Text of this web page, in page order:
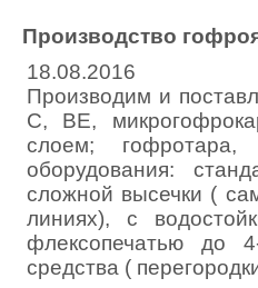
Производство
18.08.2016
Производим и
С, ВЕ,
слоем;
оборудования:
сложной высечки (
линиях), с
флексопечатью до
средства (